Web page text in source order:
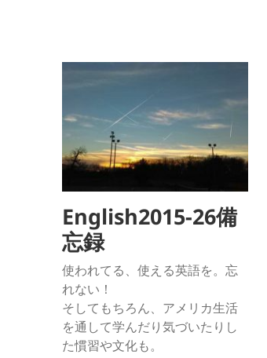
English2015-26備
忘録
使われてる、使える英語を。忘
れない！
そしてもちろん、アメリカ生活
を通して学んだり気づいたりし
た慣習や文化も。